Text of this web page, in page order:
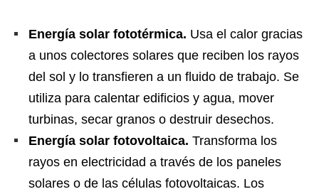
Energía solar fototérmica. Usa el calor gracias
a unos colectores solares que reciben los rayos
del sol y lo transfieren a un fluido de trabajo. Se
utiliza para calentar edificios y agua, mover
turbinas, secar granos o destruir desechos.
Energía solar fotovoltaica. Transforma los
rayos en electricidad a través de los paneles
solares o de las células fotovoltaicas. Los